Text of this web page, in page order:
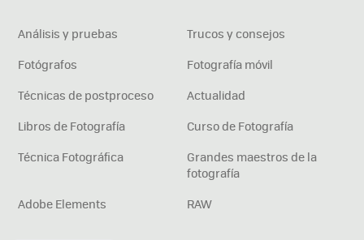
Análisis y pruebas
Trucos y consejos
Fotógrafos
Fotografía móvil
Técnicas de postproceso
Actualidad
Libros de Fotografía
Curso de Fotografía
Técnica Fotográfica
Grandes maestros de la
fotografía
Adobe Elements
RAW